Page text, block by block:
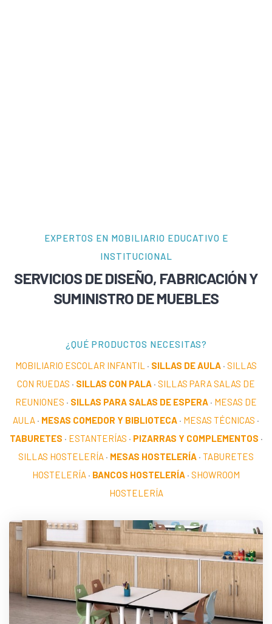
EXPERTOS EN MOBILIARIO EDUCATIVO E
INSTITUCIONAL
SERVICIOS DE DISEÑO, FABRICACIÓN Y
SUMINISTRO DE MUEBLES
¿QUÉ PRODUCTOS NECESITAS?
MOBILIARIO ESCOLAR INFANTIL · SILLAS DE AULA · SILLAS
CON RUEDAS · SILLAS CON PALA · SILLAS PARA SALAS DE
REUNIONES · SILLAS PARA SALAS DE ESPERA · MESAS DE
AULA · MESAS COMEDOR Y BIBLIOTECA · MESAS TÉCNICAS ·
TABURETES · ESTANTERÍAS · PIZARRAS Y COMPLEMENTOS ·
SILLAS HOSTELERÍA · MESAS HOSTELERÍA · TABURETES
HOSTELERÍA · BANCOS HOSTELERÍA · SHOWROOM
HOSTELERÍA